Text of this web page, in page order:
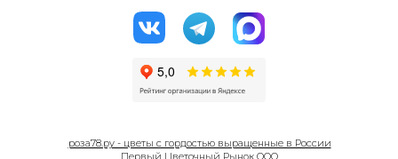
роза78.ру - цветы с гордостью выращенные в России
Первый Цветочный Рынок ООО